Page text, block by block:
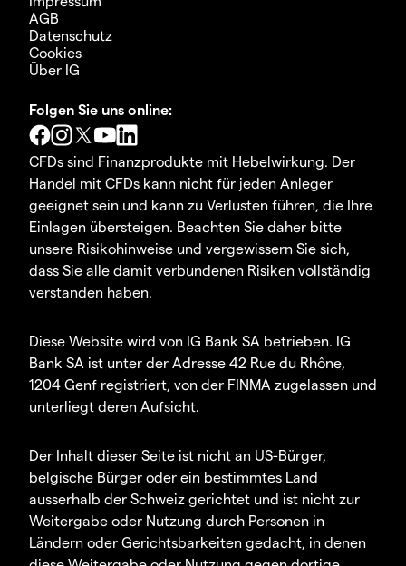
AGB
Datenschutz
Cookies
Über IG
Folgen Sie uns online:
CFDs sind Finanzprodukte mit Hebelwirkung. Der
Handel mit CFDs kann nicht für jeden Anleger
geeignet sein und kann zu Verlusten führen, die Ihre
Einlagen übersteigen. Beachten Sie daher bitte
unsere Risikohinweise und vergewissern Sie sich,
dass Sie alle damit verbundenen Risiken vollständig
verstanden haben.
Diese Website wird von IG Bank SA betrieben. IG
Bank SA ist unter der Adresse 42 Rue du Rhône,
1204 Genf registriert, von der FINMA zugelassen und
unterliegt deren Aufsicht.
Der Inhalt dieser Seite ist nicht an US-Bürger,
belgische Bürger oder ein bestimmtes Land
ausserhalb der Schweiz gerichtet und ist nicht zur
Weitergabe oder Nutzung durch Personen in
Ländern oder Gerichtsbarkeiten gedacht, in denen